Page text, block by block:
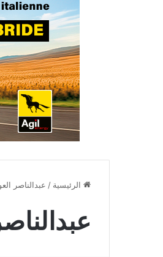
الرئيسية / عبدالناصر